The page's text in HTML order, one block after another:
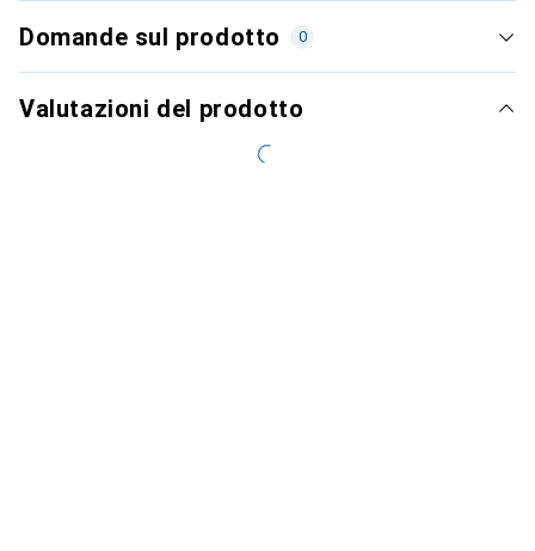
Domande sul prodotto 0
Valutazioni del prodotto